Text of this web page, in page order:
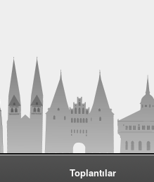
Toplantılar